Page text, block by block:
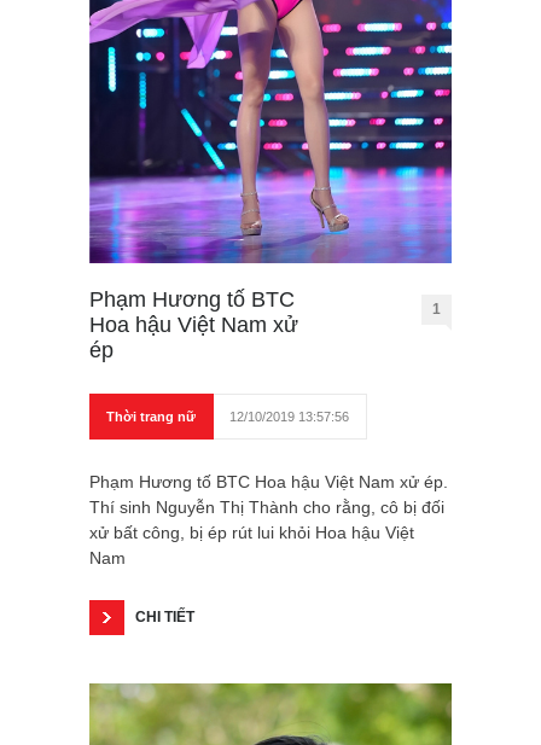
Phạm Hương tố BTC
Hoa hậu Việt Nam xử
ép
1
Thời trang nữ 12/10/2019 13:57:56
Phạm Hương tố BTC Hoa hậu Việt Nam xử ép.
Thí sinh Nguyễn Thị Thành cho rằng, cô bị đối
xử bất công, bị ép rút lui khỏi Hoa hậu Việt
Nam
CHI TIẾT